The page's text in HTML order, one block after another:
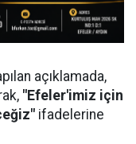
açıklamada,
"Efeler'imiz için
ifadelerine